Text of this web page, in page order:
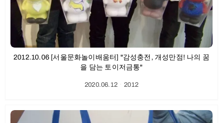
2012.10.06 [서울문화놀이배움터] "감성충전, 개성만점! 나의 꿈
을 담는 토이저금통"
2020.06.12ㆍ2012